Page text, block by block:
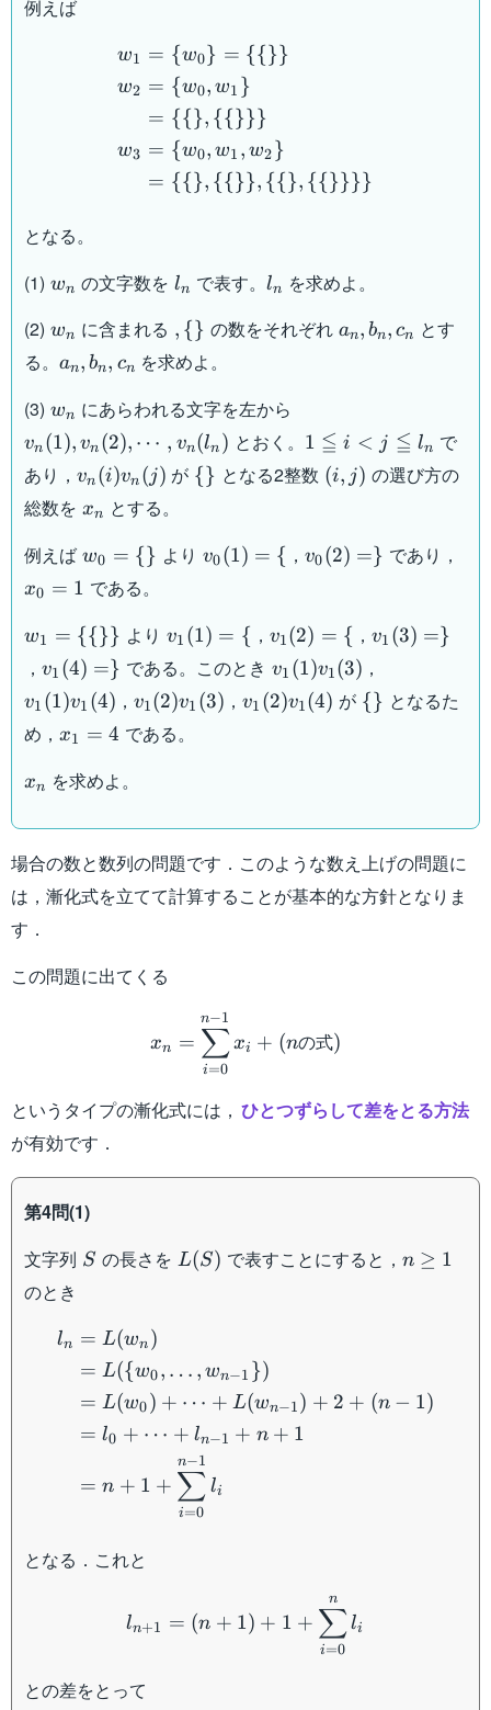
w_0,
例えば
w1
w2
w3
= {w0} = {{}}
= {w0, w1 }
= {{}, {{}}}
= {w0, w1 , w2}
= {{}, {{}}, {{}, {{}}}}
となる。
(1) w_n
wn の文字数をl_n
ln で表す。l_n
ln
を求めよ。
(2) w_n
wn に含まれる
,\
{\}
, {} の数をそれぞれ a_n,b_n,c_n
an, bn, cn
とす
る。a_n,b_n,c_n
an, bn, cn を求めよ。
(3) w_n
wn にあらわれる文字を左から
(1) ,
v_n
(2) ,
(l_n)
vn (1), vn (2), ⋯ , vn(ln ) とおく。 1
\leqq
i < j
1 ≦ i < j ≦ ln で
あり，v_n
v_n
(j)
vn (i)vn (j) が \
{} となる2整数 (i,j)
(i, j) の選び方の
総数を x_n
xn
とする。
例えば w_0
= \
{\}
w0 = {} より v_0
\{
v0(1) = { ，v_0
\}
v0(2) =} であり，
x0 = 1 である。
w_1
{\
{\}\}
w1 = {{}} よりv_1
(1)
=
\{
v1 (1) = { ， v_1
(2)
=\
{
v1(2) = { ， v_1
=\}
v1 (3) =}
，v_1
(4)
=
\}
v1 (4) =} である。このとき v_1
(1)
v_1
v1 (1)v1(3) ，
(1)
v_1
v1 (1)v1 (4) ， v_1
(2)
v_1
v1(2)v1 (3) ， v_1
v1 (2)v1(4) が \
{} となるた
め，x_1
4
x1 = 4 である。
x_n
xn を求めよ。
場合の数と数列の問題です．このような数え上げの問題に
は，漸化式を立てて計算することが基本的な方針となりま
す．
この問題に出てくる
xn =
i=0
∑
n−1
xi + (nの式)
というタイプの漸化式には， ひとつずらして差をとる方法
が有効です．
第4問(1)
文字列 S
S の長さを L(S)
L(S) で表すことにすると， n
n ≥ 1
のとき
ln = L(wn )
= L({w0, … , wn−1 })
= L(w0) + ⋯ + L(wn−1) + 2 + (n − 1)
= l0 + ⋯ + ln−1 + n + 1
= n + 1 +
i=0
∑
n−1
li
となる．これと
ln+1 = (n + 1) + 1 +
i=0
∑
n
li
との差をとって